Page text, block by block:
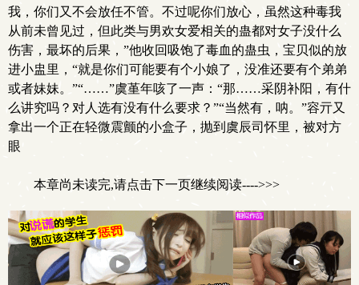
我，你们又不会放任不管。不过呢你们放心，虽然这种毒我
从前未曾见过，但此类与男欢女爱相关的蛊都对女子没什么
伤害，最坏的后果，”他收回吸饱了毒血的蛊虫，宝贝似的放
进小盅里，“就是你们可能要有个小娘了，没准还要有个弟弟
或者妹妹。”“……”虞堇年咳了一声：“那……采阴补阳，有什
么讲究吗？对人选有没有什么要求？”“当然有，呐。”容亓又
拿出一个正在轻微震颤的小盒子，抛到虞辰司怀里，被对方
眼
本章尚未读完,请点击下一页继续阅读---->>>